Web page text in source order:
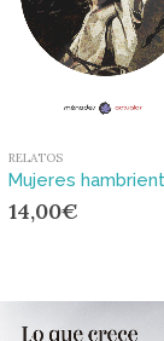
RELATOS
Mujeres
14,00€